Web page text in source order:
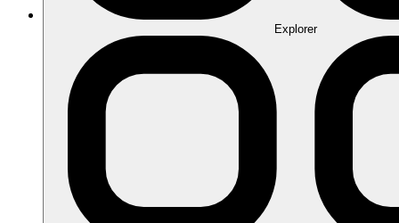
Explorer